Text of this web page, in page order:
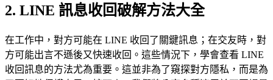
2. LINE 訊息收回破解方法大全
在工作中，對方可能在 LINE 收回了關鍵訊息；在交友時，對
方可能出言不遜後又快速收回。這些情況下，學會查看 LINE
收回訊息的方法尤為重要。這並非為了窺探對方隱私，而是為